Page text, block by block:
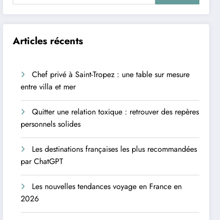
Articles récents
Chef privé à Saint-Tropez : une table sur mesure
entre villa et mer
Quitter une relation toxique : retrouver des repères
personnels solides
Les destinations françaises les plus recommandées
par ChatGPT
Les nouvelles tendances voyage en France en
2026